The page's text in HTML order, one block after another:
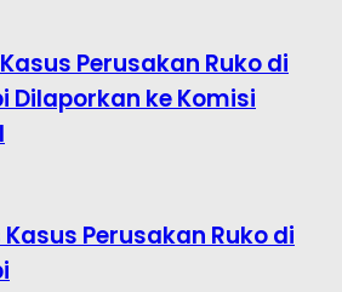
Perusakan Ruko di
Dilaporkan ke Komisi
Perusakan Ruko di